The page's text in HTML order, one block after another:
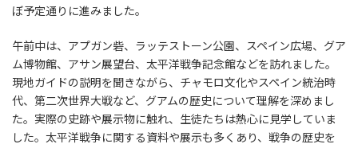
ぼ予定通りに進みました。
午前中は、アプガン砦、ラッテストーン公園、スペイン広場、グア
ム博物館、アサン展望台、太平洋戦争記念館などを訪れました。
現地ガイドの説明を聞きながら、チャモロ文化やスペイン統治時
代、第二次世界大戦など、グアムの歴史について理解を深めまし
た。実際の史跡や展示物に触れ、生徒たちは熱心に見学していま
した。太平洋戦争に関する資料や展示も多くあり、戦争の歴史を